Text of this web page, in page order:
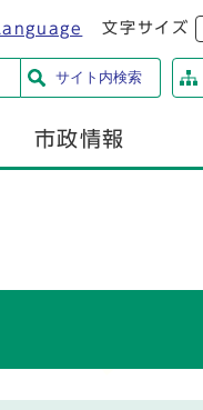
文字サイズ
サイト内検索
市政情報